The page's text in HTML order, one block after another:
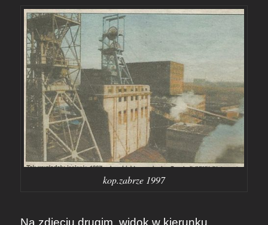
kop.zabrze 1997
Na zdjęciu drugim, widok w kierunku